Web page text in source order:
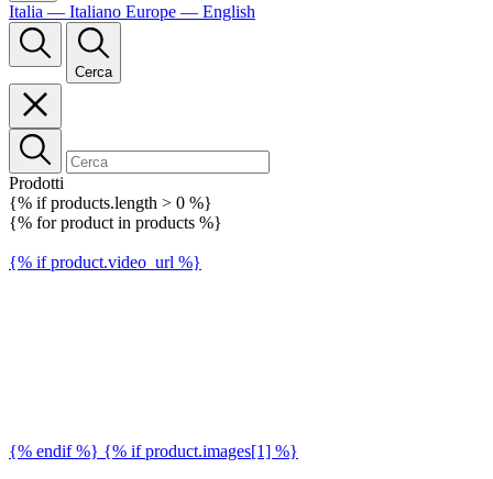
Italia — Italiano Europe — English
Cerca
Prodotti
{% if products.length > 0 %}
{% for product in products %}
{% if product.video_url %}
{% endif %} {% if product.images[1] %}